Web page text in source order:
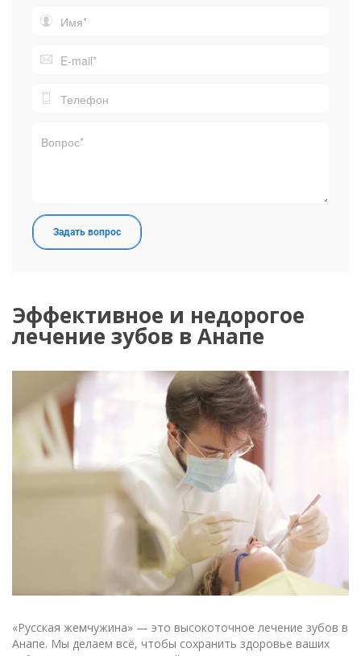
Эффективное и недорогое
лечение зубов в Анапе
«Русская жемчужина» — это высокоточное лечение зубов в
Анапе. Мы делаем всё, чтобы сохранить здоровье ваших